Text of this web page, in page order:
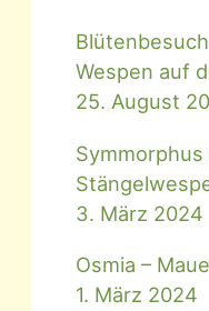
Wespen auf
25. August
Symmorphus
3. März 2024
Osmia –
1. März 2024